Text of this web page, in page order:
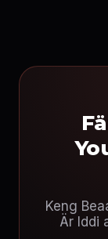
Keng
Är Iddi